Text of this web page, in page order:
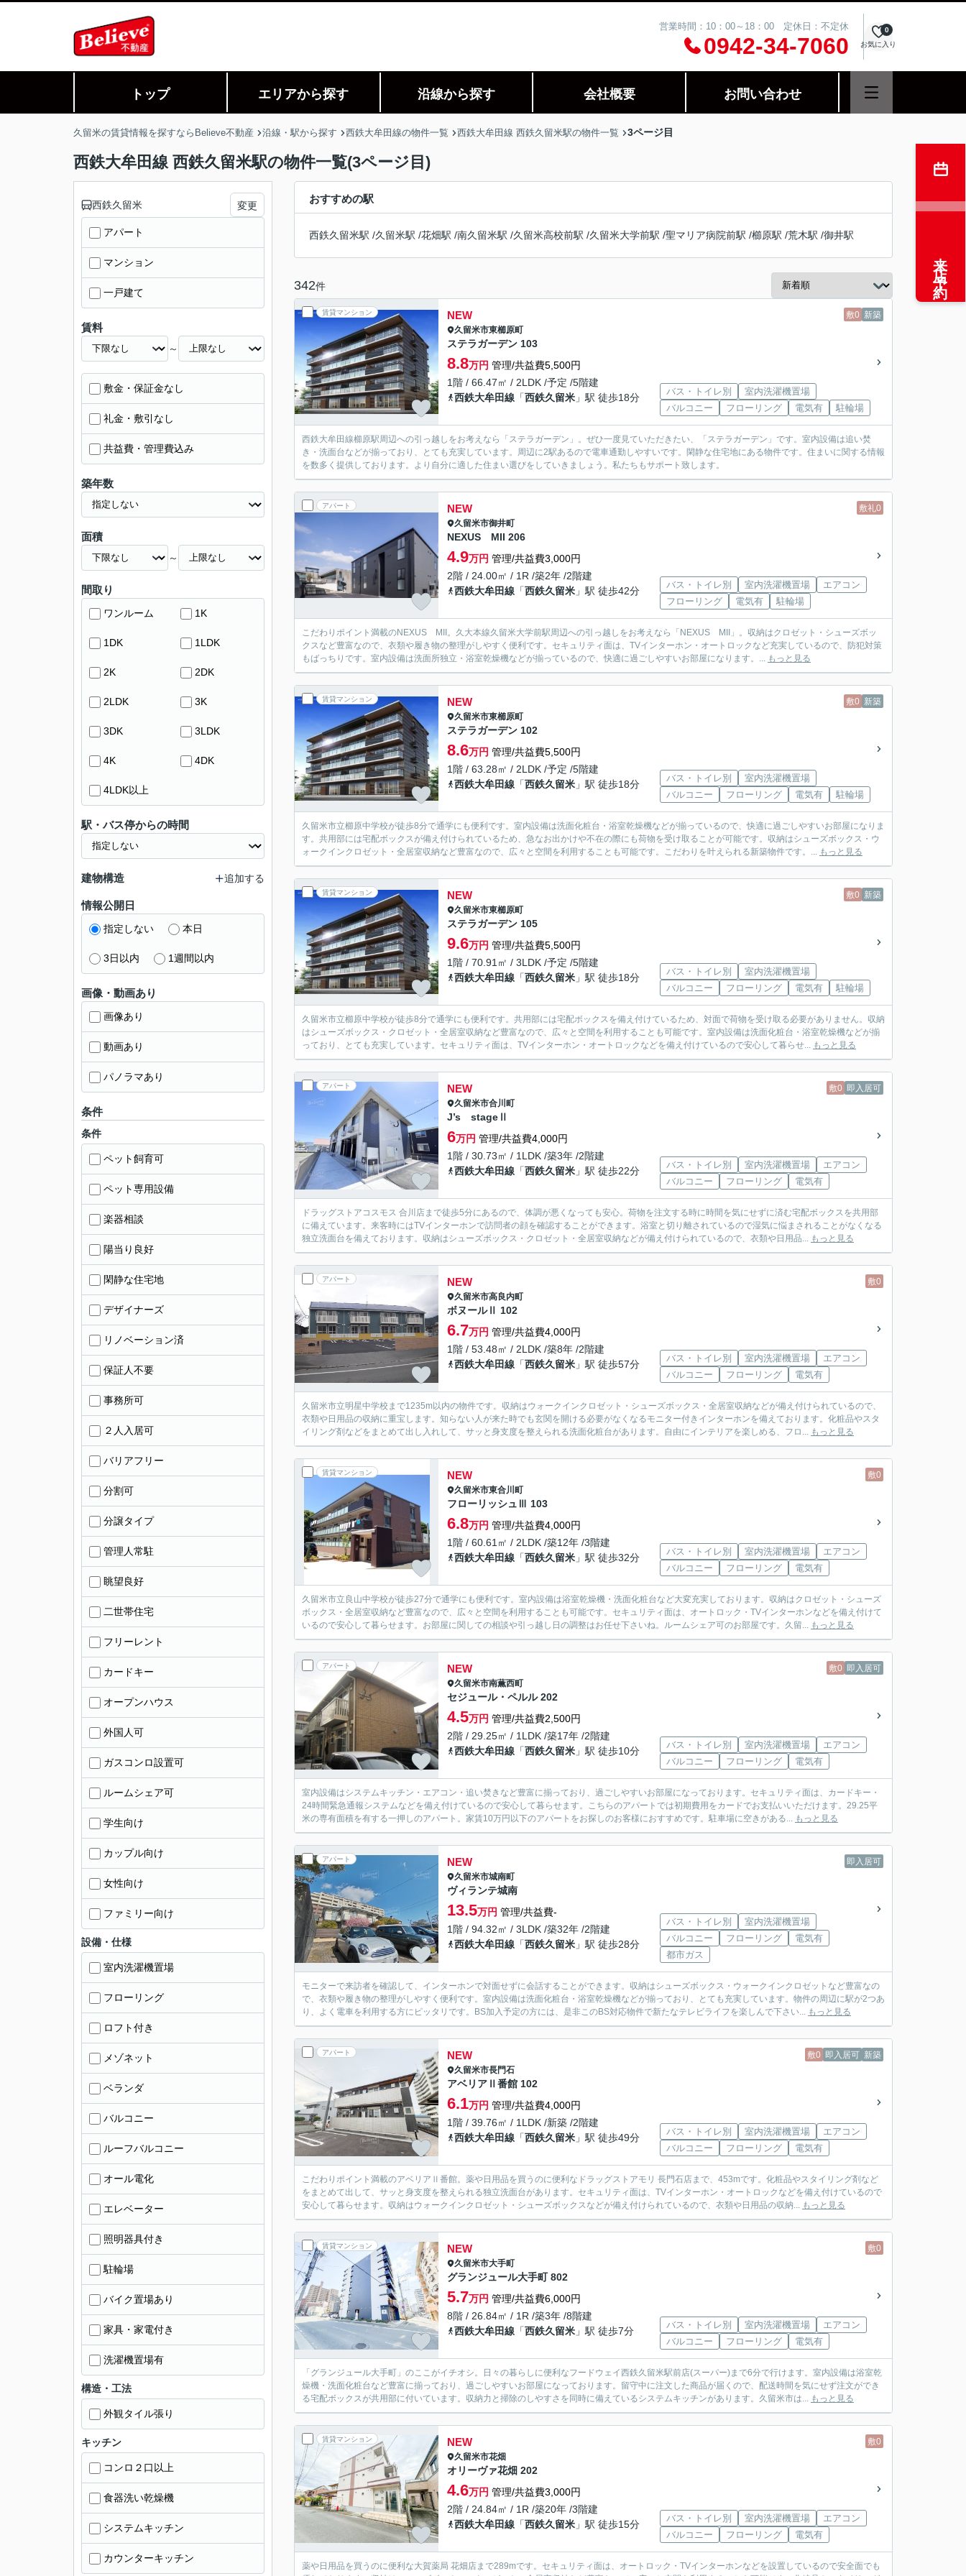
営業時間：10：00～18：00 定休日：不定休
0942-34-7060 お気に入り
0
トップ エリアから探す 沿線から探す 会社概要 お問い合わせ
久留米の賃貸情報を探すならBelieve不動産 沿線・駅から探す 西鉄大牟田線の物件一覧 西鉄大牟田線 西鉄久留米駅の物件一覧 3ページ目
西鉄大牟田線 西鉄久留米駅の物件一覧(3ページ目)
おすすめの駅
西鉄久留米駅 /久留米駅 /花畑駅 /南久留米駅 /久留米高校前駅 /久留米大学前駅 /聖マリア病院前駅 /櫛原駅 /荒木駅 /御井駅
342件
賃貸マンション 敷0 新築
NEW
久留米市東櫛原町
ステラガーデン 103
8.8万円 管理/共益費5,500円
1階 / 66.47㎡ / 2LDK /予定 /5階建
西鉄大牟田線 「西鉄久留米 」駅 徒歩18分
バス・トイレ別
室内洗濯機置場
バルコニー
フローリング 電気有 駐輪場
西鉄大牟田線櫛原駅周辺への引っ越しをお考えなら「ステラガーデン」。ぜひ一度見ていただきたい、「ステラガーデン」です。室内設備は追い焚
き・洗面台などが揃っており、とても充実しています。周辺に2駅あるので電車通勤しやすいです。閑静な住宅地にある物件です。住まいに関する情報
を数多く提供しております。より自分に適した住まい選びをしていきましょう。私たちもサポート致します。
アパート 敷礼0
NEW
久留米市御井町
NEXUS MII 206
4.9万円 管理/共益費3,000円
2階 / 24.00㎡ / 1R /築2年 /2階建
西鉄大牟田線 「西鉄久留米 」駅 徒歩42分
バス・トイレ別 室内洗濯機置場
エアコン
フローリング
電気有 駐輪場
こだわりポイント満載のNEXUS MII。久大本線久留米大学前駅周辺への引っ越しをお考えなら「NEXUS MII」。収納はクロゼット・シューズボッ
クスなど豊富なので、衣類や履き物の整理がしやすく便利です。セキュリティ面は、TVインターホン・オートロックなど充実しているので、防犯対策
もばっちりです。室内設備は洗面所独立・浴室乾燥機などが揃っているので、快適に過ごしやすいお部屋になります。... もっと見る
賃貸マンション 敷0 新築
NEW
久留米市東櫛原町
ステラガーデン 102
8.6万円 管理/共益費5,500円
1階 / 63.28㎡ / 2LDK /予定 /5階建
西鉄大牟田線 「西鉄久留米 」駅 徒歩18分
バス・トイレ別
室内洗濯機置場
バルコニー
フローリング 電気有 駐輪場
久留米市立櫛原中学校が徒歩8分で通学にも便利です。室内設備は洗面化粧台・浴室乾燥機などが揃っているので、快適に過ごしやすいお部屋になりま
す。共用部には宅配ボックスが備え付けられているため、急なお出かけや不在の際にも荷物を受け取ることが可能です。収納はシューズボックス・ウ
ォークインクロゼット・全居室収納など豊富なので、広々と空間を利用することも可能です。こだわりを叶えられる新築物件です。... もっと見る
賃貸マンション 敷0 新築
NEW
久留米市東櫛原町
ステラガーデン 105
9.6万円 管理/共益費5,500円
1階 / 70.91㎡ / 3LDK /予定 /5階建
西鉄大牟田線 「西鉄久留米 」駅 徒歩18分
バス・トイレ別
室内洗濯機置場
バルコニー
フローリング 電気有 駐輪場
久留米市立櫛原中学校が徒歩8分で通学にも便利です。共用部には宅配ボックスを備え付けているため、対面で荷物を受け取る必要がありません。収納
はシューズボックス・クロゼット・全居室収納など豊富なので、広々と空間を利用することも可能です。室内設備は洗面化粧台・浴室乾燥機などが揃
っており、とても充実しています。セキュリティ面は、TVインターホン・オートロックなどを備え付けているので安心して暮らせ... もっと見る
アパート 敷0 即入居可
NEW
久留米市合川町
J’s stageⅡ
6万円 管理/共益費4,000円
1階 / 30.73㎡ / 1LDK /築3年 /2階建
西鉄大牟田線 「西鉄久留米 」駅 徒歩22分
バス・トイレ別 室内洗濯機置場
エアコン
バルコニー
フローリング 電気有
ドラッグストアコスモス 合川店まで徒歩5分にあるので、体調が悪くなっても安心。荷物を注文する時に時間を気にせずに済む宅配ボックスを共用部
に備えています。来客時にはTVインターホンで訪問者の顔を確認することができます。浴室と切り離されているので湿気に悩まされることがなくなる
独立洗面台を備えております。収納はシューズボックス・クロゼット・全居室収納などが備え付けられているので、衣類や日用品... もっと見る
アパート 敷0
NEW
久留米市高良内町
ボヌールⅡ 102
6.7万円 管理/共益費4,000円
1階 / 53.48㎡ / 2LDK /築8年 /2階建
西鉄大牟田線 「西鉄久留米 」駅 徒歩57分
バス・トイレ別 室内洗濯機置場
エアコン
バルコニー
フローリング 電気有
久留米市立明星中学校まで1235m以内の物件です。収納はウォークインクロゼット・シューズボックス・全居室収納などが備え付けられているので、
衣類や日用品の収納に重宝します。知らない人が来た時でも玄関を開ける必要がなくなるモニター付きインターホンを備えております。化粧品やスタ
イリング剤などをまとめて出し入れして、サッと身支度を整えられる洗面化粧台があります。自由にインテリアを楽しめる、フロ... もっと見る
賃貸マンション 敷0
NEW
久留米市東合川町
フローリッシュⅢ 103
6.8万円 管理/共益費4,000円
1階 / 60.61㎡ / 2LDK /築12年 /3階建
西鉄大牟田線 「西鉄久留米 」駅 徒歩32分
バス・トイレ別 室内洗濯機置場
エアコン
バルコニー
フローリング 電気有
久留米市立良山中学校が徒歩27分で通学にも便利です。室内設備は浴室乾燥機・洗面化粧台など大変充実しております。収納はクロゼット・シューズ
ボックス・全居室収納など豊富なので、広々と空間を利用することも可能です。セキュリティ面は、オートロック・TVインターホンなどを備え付けて
いるので安心して暮らせます。お部屋に関しての相談や引っ越し日の調整はお任せ下さいね。ルームシェア可のお部屋です。久留... もっと見る
アパート 敷0 即入居可
NEW
久留米市南薫西町
セジュール・ペルル 202
4.5万円 管理/共益費2,500円
2階 / 29.25㎡ / 1LDK /築17年 /2階建
西鉄大牟田線 「西鉄久留米 」駅 徒歩10分
バス・トイレ別 室内洗濯機置場
エアコン
バルコニー
フローリング 電気有
室内設備はシステムキッチン・エアコン・追い焚きなど豊富に揃っており、過ごしやすいお部屋になっております。セキュリティ面は、カードキー・
24時間緊急通報システムなどを備え付けているので安心して暮らせます。こちらのアパートでは初期費用をカードでお支払いいただけます。29.25平
米の専有面積を有する一押しのアパート。家賃10万円以下のアパートをお探しのお客様におすすめです。駐車場に空きがある... もっと見る
アパート 即入居可
NEW
久留米市城南町
ヴィランテ城南
13.5万円 管理/共益費-
1階 / 94.32㎡ / 3LDK /築32年 /2階建
西鉄大牟田線 「西鉄久留米 」駅 徒歩28分
バス・トイレ別
室内洗濯機置場
バルコニー
フローリング
電気有
都市ガス
モニターで来訪者を確認して、インターホンで対面せずに会話することができます。収納はシューズボックス・ウォークインクロゼットなど豊富なの
で、衣類や履き物の整理がしやすく便利です。室内設備は洗面化粧台・浴室乾燥機などが揃っており、とても充実しています。物件の周辺に駅が2つあ
り、よく電車を利用する方にピッタリです。BS加入予定の方には、是非このBS対応物件で新たなテレビライフを楽しんで下さい... もっと見る
アパート 敷0 即入居可 新築
NEW
久留米市長門石
アベリアⅡ番館 102
6.1万円 管理/共益費4,000円
1階 / 39.76㎡ / 1LDK /新築 /2階建
西鉄大牟田線 「西鉄久留米 」駅 徒歩49分
バス・トイレ別 室内洗濯機置場
エアコン
バルコニー
フローリング 電気有
こだわりポイント満載のアベリアⅡ番館。薬や日用品を買うのに便利なドラッグストアモリ 長門石店まで、453mです。化粧品やスタイリング剤など
をまとめて出して、サッと身支度を整えられる独立洗面台があります。セキュリティ面は、TVインターホン・オートロックなどを備え付けているので
安心して暮らせます。収納はウォークインクロゼット・シューズボックスなどが備え付けられているので、衣類や日用品の収納... もっと見る
賃貸マンション 敷0
NEW
久留米市大手町
グランジュール大手町 802
5.7万円 管理/共益費6,000円
8階 / 26.84㎡ / 1R /築3年 /8階建
西鉄大牟田線 「西鉄久留米 」駅 徒歩7分
バス・トイレ別 室内洗濯機置場
エアコン
バルコニー
フローリング 電気有
「グランジュール大手町」のここがイチオシ。日々の暮らしに便利なフードウェイ西鉄久留米駅前店(スーパー)まで6分で行けます。室内設備は浴室乾
燥機・洗面化粧台など豊富に揃っており、過ごしやすいお部屋になっております。留守中に注文した商品が届くので、配送時間を気にせず注文ができ
る宅配ボックスが共用部に付いています。収納力と掃除のしやすさを同時に備えているシステムキッチンがあります。久留米市は... もっと見る
賃貸マンション 敷0
NEW
久留米市花畑
オリーヴァ花畑 202
4.6万円 管理/共益費3,000円
2階 / 24.84㎡ / 1R /築20年 /3階建
西鉄大牟田線 「西鉄久留米 」駅 徒歩15分
バス・トイレ別 室内洗濯機置場
エアコン
バルコニー
フローリング 電気有
薬や日用品を買うのに便利な大賀薬局 花畑店まで289mです。セキュリティ面は、オートロック・TVインターホンなどを設置しているので安全面でも
西鉄久留米 変更
アパート
マンション
一戸建て
賃料
～
敷金・保証金なし
礼金・敷引なし
共益費・管理費込み
築年数
面積
～
間取り
ワンルーム 1K
1DK 1LDK
2K 2DK
2LDK 3K
3DK 3LDK
4K 4DK
4LDK以上
駅・バス停からの時間
建物構造 追加する
情報公開日
指定しない 本日
3日以内 1週間以内
画像・動画あり
画像あり
動画あり
パノラマあり
条件
条件
ペット飼育可
ペット専用設備
楽器相談
陽当り良好
閑静な住宅地
デザイナーズ
リノベーション済
保証人不要
事務所可
２人入居可
バリアフリー
分割可
分譲タイプ
管理人常駐
眺望良好
二世帯住宅
フリーレント
カードキー
オープンハウス
外国人可
ガスコンロ設置可
ルームシェア可
学生向け
カップル向け
女性向け
ファミリー向け
設備・仕様
室内洗濯機置場
フローリング
ロフト付き
メゾネット
ベランダ
バルコニー
ルーフバルコニー
オール電化
エレベーター
照明器具付き
駐輪場
バイク置場あり
家具・家電付き
洗濯機置場有
構造・工法
外観タイル張り
キッチン
コンロ２口以上
食器洗い乾燥機
システムキッチン
カウンターキッチン
来店予約